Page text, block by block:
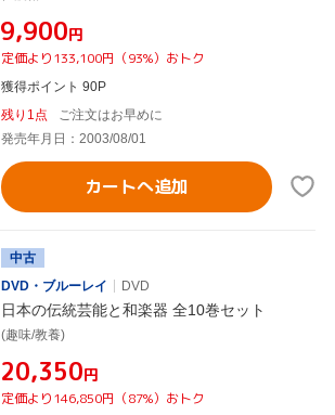
¥9,900円
定価より133,100円（93%）おトク
獲得ポイント 90P
残り1点
ご注文はお早めに
発売年月日：2003/08/01
カートへ追加
中古
DVD・ブルーレイ
DVD
日本の伝統芸能と和楽器 全10巻セット
(趣味/教養)
¥20,350円
定価より146,850円（87%）おトク